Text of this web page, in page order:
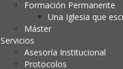
Formación Permanente
Una Iglesia que
Máster
Servicios
Asesoría Institucional
Protocolos